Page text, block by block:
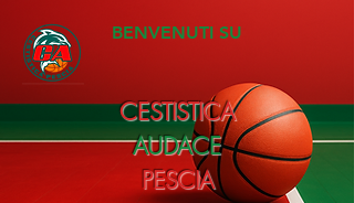
BENVENUTI SU
CESTISTICA
AUDACE
PESCIA